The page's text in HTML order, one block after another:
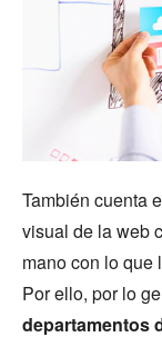
También cuenta
visual de la web
mano con lo que
Por ello, por lo
departamentos